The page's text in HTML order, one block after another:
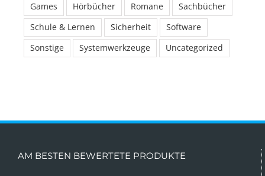
Games
Hörbücher Romane
Sachbücher
Schule & Lernen
Sicherheit
Software
Sonstige
Systemwerkzeuge Uncategorized
AM BESTEN BEWERTETE PRODUKTE